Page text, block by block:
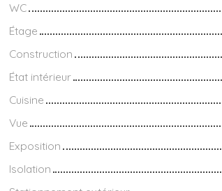
WC
Étage
Construction
État intérieur
Cuisine
Vue
Exposition
Isolation